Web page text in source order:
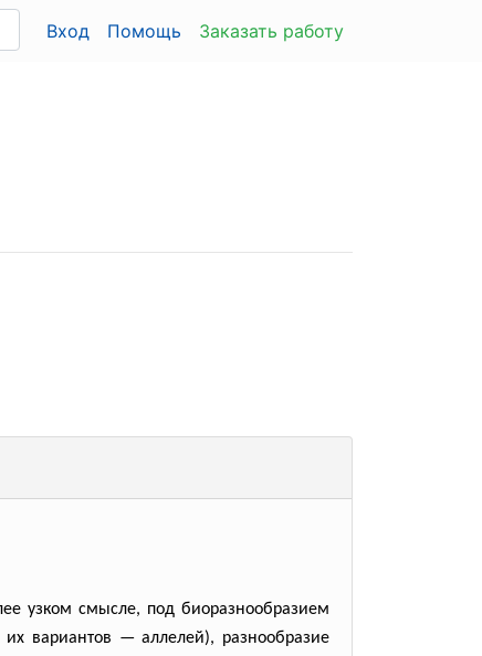
Вход Помощь Заказать работу
узком смысле, под биоразнообразием
их вариантов — аллелей), разнообразие